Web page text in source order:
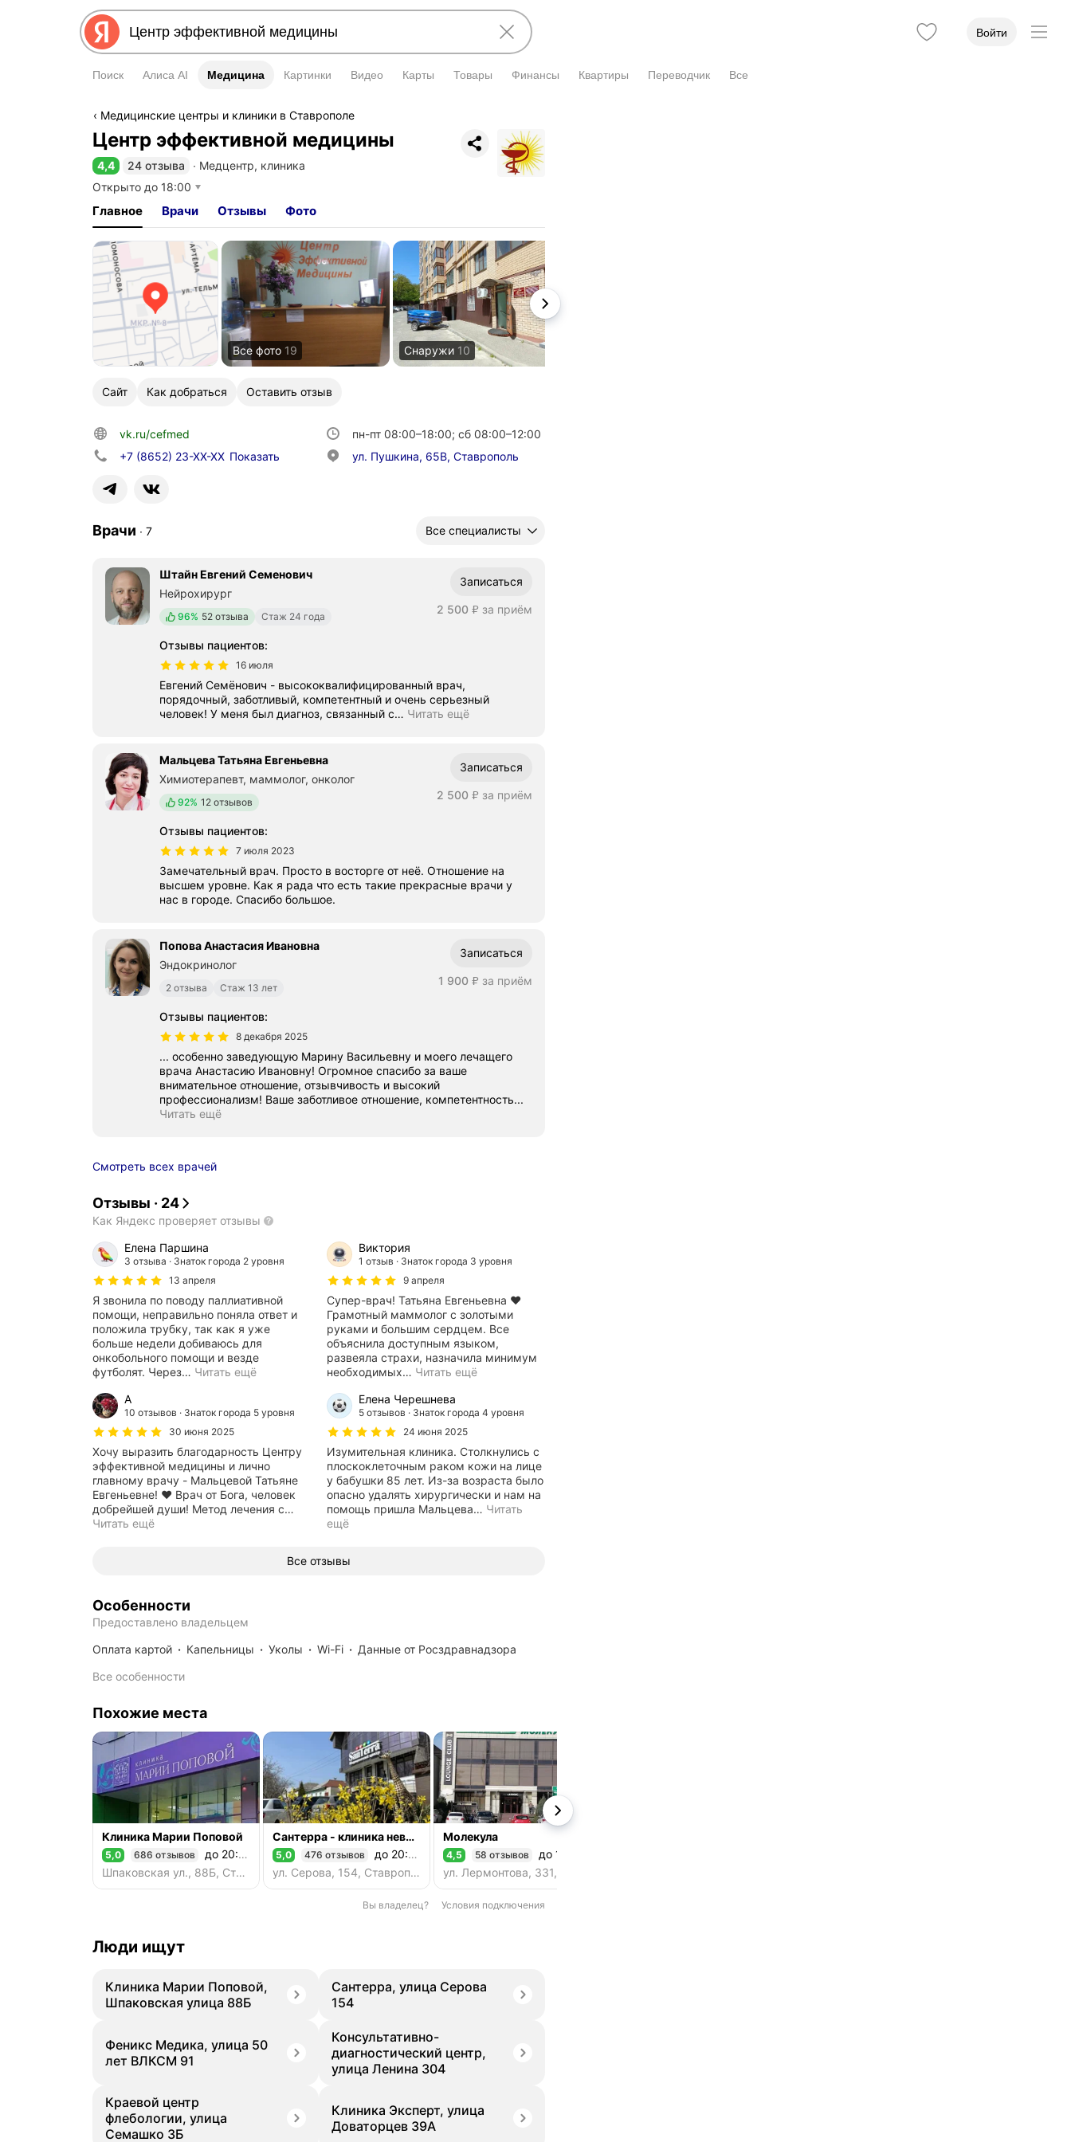
Войти
Поиск Алиса AI Медицина
Медицина Картинки Видео Карты Товары Финансы Квартиры Переводчик Все
Медицинские центры и клиники в Ставрополе
Центр эффективной медицины
Рейтинг 4,4 из 5
4,4 24 отзыва ∙ Медцентр, клиника
Открыто до 18:00
Главное Врачи Отзывы Фото
Все фото 19 Снаружи 10
Сайт Как добраться Оставить отзыв
vk.ru/cefmed
+7 (8652) 23-XX-XX Показать
пн-пт 08:00–18:00; сб 08:00–12:00
ул. Пушкина, 65В, Ставрополь
Врачи ∙ 7 Все специалисты
Штайн Евгений Семенович
Нейрохирург
Положительных отзывов
96% 52 отзыва Стаж 24 года
Записаться
Цена
2500
2 500 ₽ за приём
Отзывы пациентов:
16 июля
Евгений Семёнович - высококвалифицированный врач,
порядочный, заботливый, компетентный и очень серьезный
человек! У меня был диагноз, связанный с… Читать ещё
Мальцева Татьяна Евгеньевна
Химиотерапевт, маммолог, онколог
Положительных отзывов
92% 12 отзывов
Записаться
Цена
2500
2 500 ₽ за приём
Отзывы пациентов:
7 июля 2023
Замечательный врач. Просто в восторге от неё. Отношение на
высшем уровне. Как я рада что есть такие прекрасные врачи у
нас в городе. Спасибо большое.
Попова Анастасия Ивановна
Эндокринолог
2 отзыва Стаж 13 лет
Записаться
Цена
1900
1 900 ₽ за приём
Отзывы пациентов:
8 декабря 2025
... особенно заведующую Марину Васильевну и моего лечащего
врача Анастасию Ивановну! Огромное спасибо за ваше
внимательное отношение, отзывчивость и высокий
профессионализм! Ваше заботливое отношение, компетентность...
Читать ещё
Смотреть всех врачей
Отзывы · 24
Как Яндекс проверяет отзывы
Елена Паршина
3 отзыва
Знаток города 2 уровня
13 апреля
Я звонила по поводу паллиативной
помощи, неправильно поняла ответ и
положила трубку, так как я уже
больше недели добиваюсь для
онкобольного помощи и везде
футболят. Через… Читать ещё
Виктория
1 отзыв
Знаток города 3 уровня
9 апреля
Супер-врач! Татьяна Евгеньевна ❤️
Грамотный маммолог с золотыми
руками и большим сердцем. Все
объяснила доступным языком,
развеяла страхи, назначила минимум
необходимых… Читать ещё
А
10 отзывов
Знаток города 5 уровня
30 июня 2025
Хочу выразить благодарность Центру
эффективной медицины и лично
главному врачу - Мальцевой Татьяне
Евгеньевне! ❤️ Врач от Бога, человек
добрейшей души! Метод лечения с…
Читать ещё
Елена Черешнева
5 отзывов
Знаток города 4 уровня
24 июня 2025
Изумительная клиника. Столкнулись с
плоскоклеточным раком кожи на лице
у бабушки 85 лет. Из-за возраста было
опасно удалять хирургически и нам на
помощь пришла Мальцева… Читать
ещё
Все отзывы
Особенности
Предоставлено владельцем
Оплата картой
капельницы уколы Wi-Fi
данные от Росздравнадзора
Все особенности
Похожие места
Клиника Марии Поповой
Рейтинг 5,0 из 5
5,0 686 отзывов
до 20:00
Шпаковская ул., 88Б, Ставрополь
Сантерра - клиника неврологии и эпилепсии
Рейтинг 5,0 из 5
5,0 476 отзывов
до 20:00
ул. Серова, 154, Ставрополь
Молекула
Рейтинг 4,5 из 5
4,5 58 отзывов
до 18:00
Вы владелец? Условия подключения
Люди ищут
Клиника Марии Поповой,
Шпаковская улица 88Б
Сантерра, улица Серова
154
Феникс Медика, улица 50
лет ВЛКСМ 91
Консультативно-
диагностический центр,
улица Ленина 304
Краевой центр
флебологии, улица
Семашко 3Б
Клиника Эксперт, улица
Доваторцев 39А